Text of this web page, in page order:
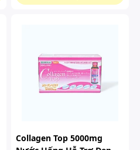
Collagen Top 5000mg